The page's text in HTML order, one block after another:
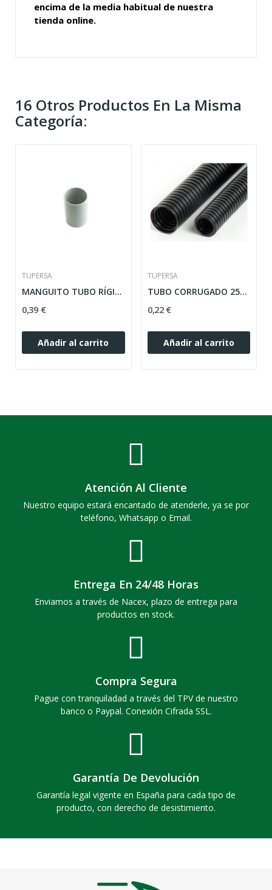
encima de la media habitual de nuestra
tienda online.
16 Otros Productos En La Misma
Categoría:
TUPERSA
MANGUITO TUBO RÍGIDO GRIS ø 32 MM
0,39 €
Añadir al carrito
TUPERSA
TUBO CORRUGADO 25MM ROLLO
0,22 €
Añadir al carrito
Atención Al Cliente
Nuestro equipo estará encantado de atenderle, ya se por
teléfono, Whatsapp o Email.
Entrega En 24/48 Horas
Enviamos a través de Nacex, plazo de entrega para
productos en stock.
Compra Segura
Pague con tranquiladad a través del TPV de nuestro
banco o Paypal. Conexión Cifrada SSL.
Garantía De Devolución
Garantía legal vigente en España para cada tipo de
producto, con derecho de desistimiento.